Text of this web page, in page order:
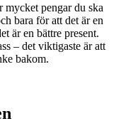
mycket pengar du ska
bara för att det är en
är en bättre present.
– det viktigaste är att
bakom.